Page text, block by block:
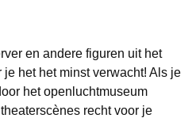
en andere figuren uit het
het het minst verwacht! Als je
het openluchtmuseum
recht voor je